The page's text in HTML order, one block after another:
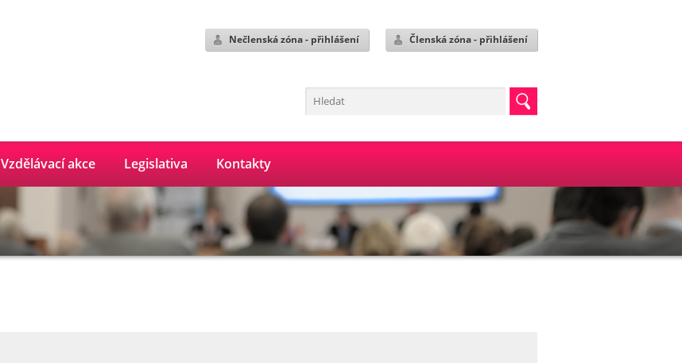
Nečlenská zóna - přihlášení Členská zóna - přihlášení
Vzdělávací akce Legislativa Kontakty